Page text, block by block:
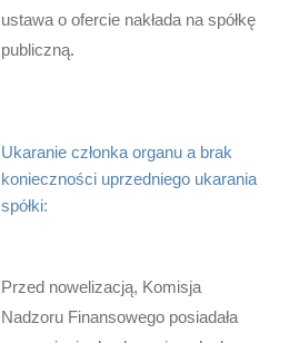
ustawa o ofercie nakłada na spółkę
publiczną.
Ukaranie członka organu a brak
konieczności uprzedniego ukarania
spółki:
Przed nowelizacją, Komisja
Nadzoru Finansowego posiadała